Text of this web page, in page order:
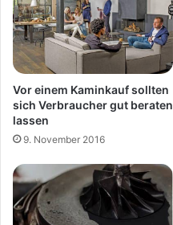
Vor einem Kaminkauf sollten
sich Verbraucher gut beraten
lassen
9. November 2016